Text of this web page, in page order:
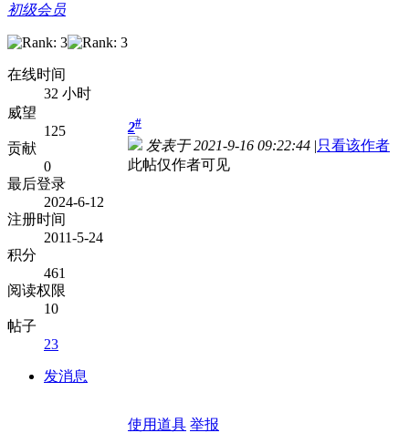
初级会员
在线时间
32 小时
威望
125
贡献
0
最后登录
2024-6-12
注册时间
2011-5-24
积分
461
阅读权限
10
帖子
23
发消息
2#
发表于 2021-9-16 09:22:44 |只看该作者
此帖仅作者可见
使用道具 举报